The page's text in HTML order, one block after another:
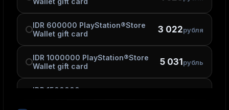
IDR 600000 PlayStation®Store
Wallet gift card
3 022рубля
IDR 1000000 PlayStation®Store
Wallet gift card
5 031 рубль
IDR 1500000